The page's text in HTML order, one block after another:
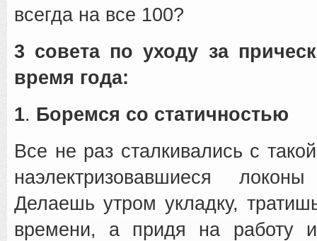
всегда на все 100?
3 совета по уходу за
время года:
1. Боремся со статичностью
Все не раз сталкивались с
наэлектризовавшиеся
Делаешь утром укладку,
времени, а придя на работу